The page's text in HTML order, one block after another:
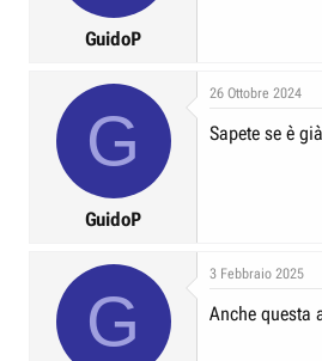
GuidoP
G
GuidoP
26 Ottobre 2024
Sapete se è
G
3 Febbraio 2025
Anche questa